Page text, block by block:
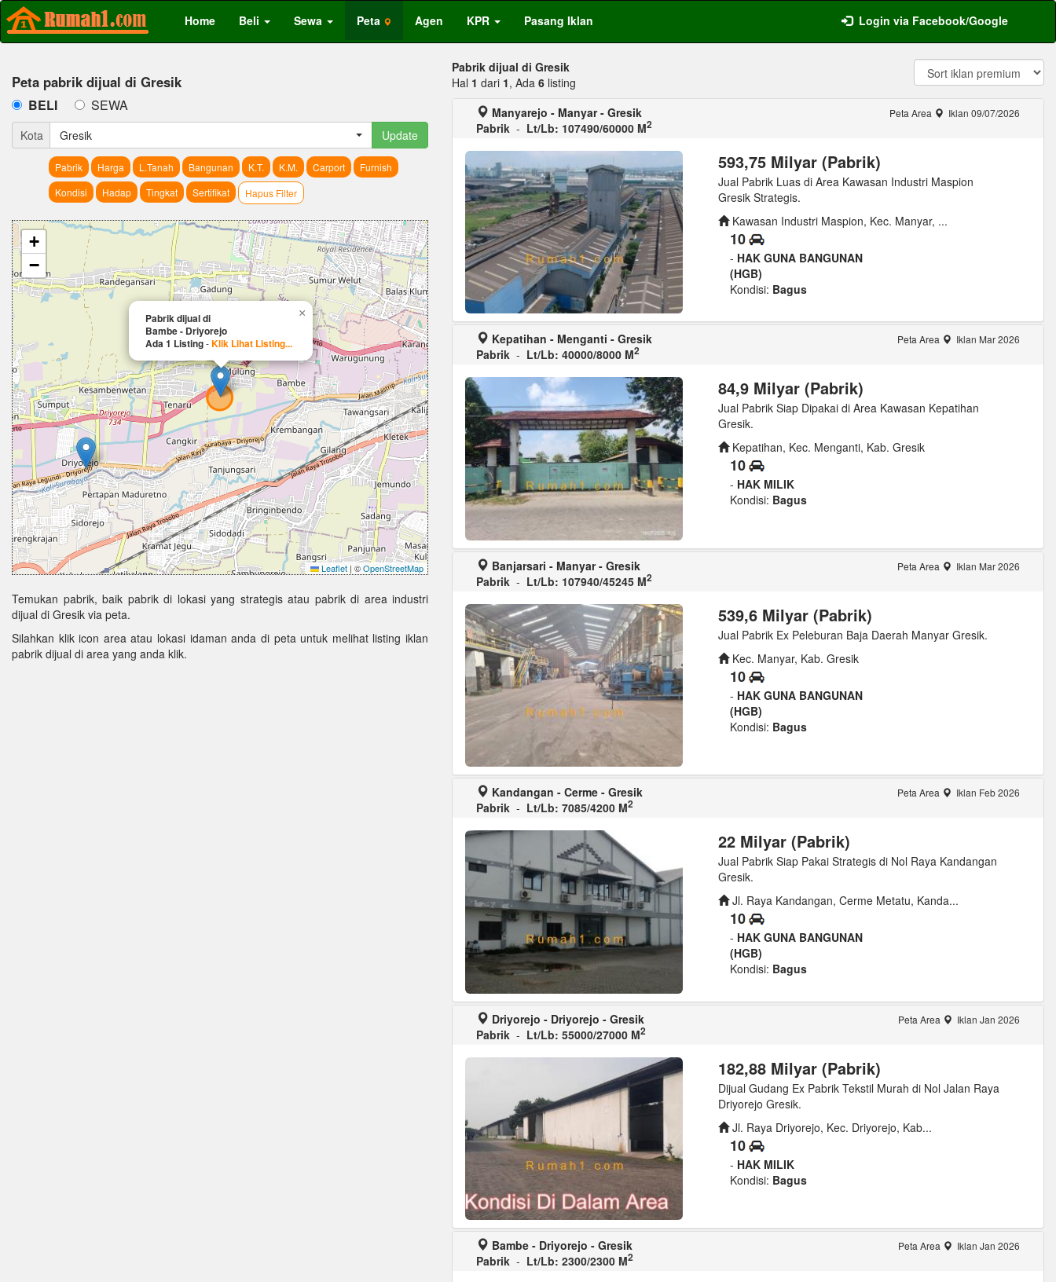
Home Beli Sewa Peta Agen KPR Pasang Iklan Login via Facebook/Google
Peta pabrik dijual di Gresik
BELI SEWA
Kota Gresik Update
Pabrik Harga L.Tanah Bangunan K.T. K.M. Carport
Furnish
Kondisi
Hadap Tingkat Sertifikat Hapus Filter
Pabrik dijual di
Bambe - Driyorejo
Ada 1 Listing-Klik Lihat Listing...
×
+
−
Leaflet | ©OpenStreetMap
Temukan pabrik, baik pabrik di lokasi yang strategis atau pabrik di area industri
dijual di Gresik via peta.
Silahkan klik icon area atau lokasi idaman anda di peta untuk melihat listing iklan
pabrik dijual di area yang anda klik.
Pabrik dijual di Gresik
Hal 1 dari 1, Ada 6 listing
Manyarejo - Manyar - Gresik
Pabrik - Lt/Lb: 107490/60000 M2
Peta Area Iklan 09/07/2026
593,75 Milyar (Pabrik)
Jual Pabrik Luas di Area Kawasan Industri Maspion
Gresik Strategis.
Kawasan Industri Maspion, Kec. Manyar, ...
10
- HAK GUNA BANGUNAN
(HGB)
Kondisi: Bagus
Kepatihan - Menganti - Gresik
Pabrik - Lt/Lb: 40000/8000 M2
Peta Area Iklan Mar 2026
84,9 Milyar (Pabrik)
Jual Pabrik Siap Dipakai di Area Kawasan Kepatihan
Gresik.
Kepatihan, Kec. Menganti, Kab. Gresik
10
- HAK MILIK
Kondisi: Bagus
Banjarsari - Manyar - Gresik
Pabrik - Lt/Lb: 107940/45245 M2
Peta Area Iklan Mar 2026
539,6 Milyar (Pabrik)
Jual Pabrik Ex Peleburan Baja Daerah Manyar Gresik.
Kec. Manyar, Kab. Gresik
10
- HAK GUNA BANGUNAN
(HGB)
Kondisi: Bagus
Kandangan - Cerme - Gresik
Pabrik - Lt/Lb: 7085/4200 M2
Peta Area Iklan Feb 2026
22 Milyar (Pabrik)
Jual Pabrik Siap Pakai Strategis di Nol Raya Kandangan
Gresik.
Jl. Raya Kandangan, Cerme Metatu, Kanda...
10
- HAK GUNA BANGUNAN
(HGB)
Kondisi: Bagus
Driyorejo - Driyorejo - Gresik
Pabrik - Lt/Lb: 55000/27000 M2
Peta Area Iklan Jan 2026
182,88 Milyar (Pabrik)
Dijual Gudang Ex Pabrik Tekstil Murah di Nol Jalan Raya
Driyorejo Gresik.
Jl. Raya Driyorejo, Kec. Driyorejo, Kab...
10
- HAK MILIK
Kondisi: Bagus
Bambe - Driyorejo - Gresik
Pabrik - Lt/Lb: 2300/2300 M2
Peta Area Iklan Jan 2026